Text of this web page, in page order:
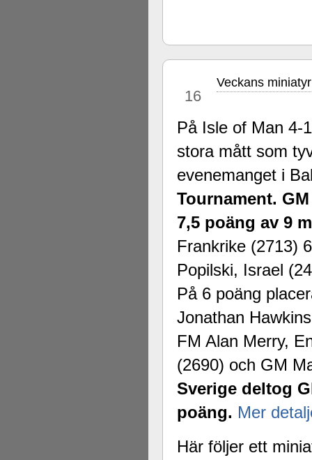
16
Veckans
På Isle of Man 4-
stora mått som
evenemanget i
Tournament.
7,5 poäng av 9
Frankrike (2713)
Popilski, Israel
På 6 poäng
Jonathan
FM Alan Merry,
(2690) och GM
Sverige deltog
poäng. Mer
Här följer ett